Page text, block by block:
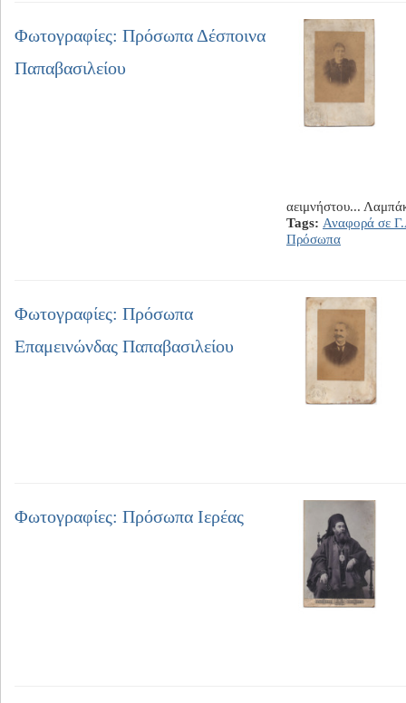
Φωτογραφίες: Πρόσωπα Δέσποινα
Παπαβασιλείου
αειμνήστου...
Tags: Αναφορά σε
Πρόσωπα
Φωτογραφίες: Πρόσωπα
Επαμεινώνδας Παπαβασιλείου
Φωτογραφίες: Πρόσωπα Ιερέας